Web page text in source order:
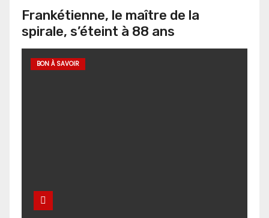
Frankétienne, le maître de la
spirale, s’éteint à 88 ans
BON À SAVOIR